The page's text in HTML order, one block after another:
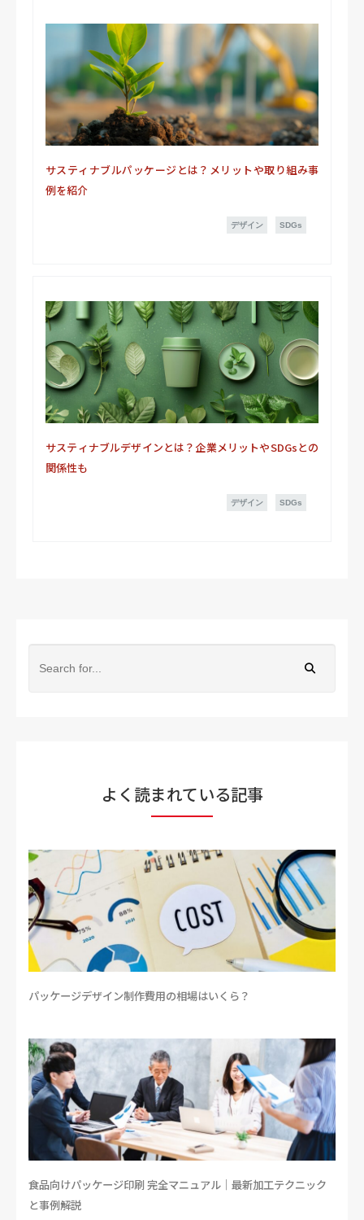
サスティナブルパッケージとは？メリットや取り組み事
例を紹介
デザイン SDGs
サスティナブルデザインとは？企業メリットやSDGsとの
関係性も
デザイン SDGs
よく読まれている記事
パッケージデザイン制作費用の相場はいくら？
食品向けパッケージ印刷 完全マニュアル｜最新加工テクニック
と事例解説